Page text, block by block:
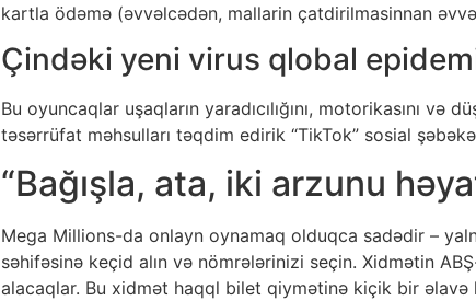
kartla ödəmə (əvvəlcədən, mallarin çatdirilmasinnan
Çindəki yeni virus qlobal
Bu oyuncaqlar uşaqların yaradıcılığını, motorikasını
təsərrüfat məhsulları təqdim edirik “TikTok” sosial
“Bağışla, ata, iki arzunu
Mega Millions-da onlayn oynamaq olduqca sadədir –
səhifəsinə keçid alın və nömrələrinizi seçin. Xidmətin
alacaqlar. Bu xidmət haqql bilet qiymətinə kiçik bir əlavə